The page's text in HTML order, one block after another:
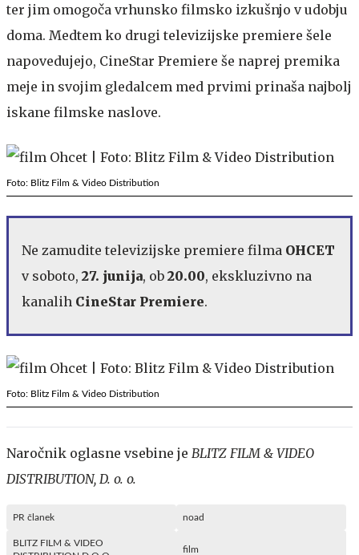
ter jim omogoča vrhunsko filmsko izkušnjo v udobju
doma. Medtem ko drugi televizijske premiere šele
napovedujejo, CineStar Premiere še naprej premika
meje in svojim gledalcem med prvimi prinaša najbolj
iskane filmske naslove.
Foto: Blitz Film & Video Distribution
Ne zamudite televizijske premiere filma OHCET
v soboto, 27. junija, ob 20.00, ekskluzivno na
kanalih CineStar Premiere.
Foto: Blitz Film & Video Distribution
Naročnik oglasne vsebine je BLITZ FILM & VIDEO
DISTRIBUTION, D. o. o.
PR članek noad
BLITZ FILM & VIDEO
film